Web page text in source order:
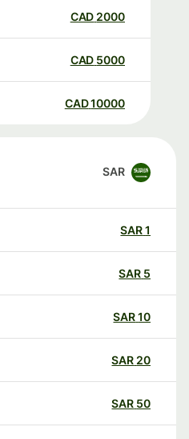
2000
CAD
5000
CAD
10000
CAD
SAR
SAR
SAR
SAR
20
SAR
50
SAR